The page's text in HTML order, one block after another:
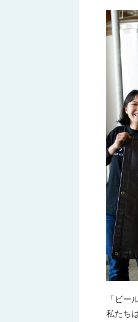
「ビー
私たち